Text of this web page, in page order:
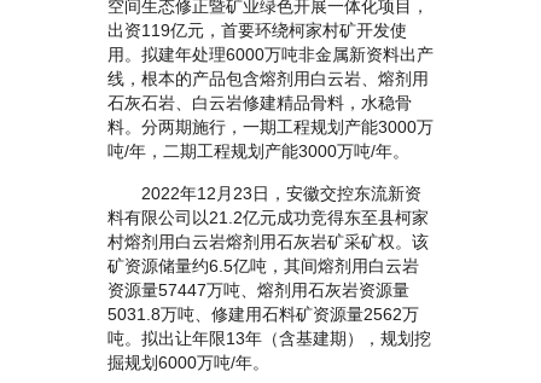
空间生态修正暨矿业绿色开展一体化项目，
出资119亿元，首要环绕柯家村矿开发使
用。拟建年处理6000万吨非金属新资料出产
线，根本的产品包含熔剂用白云岩、熔剂用
石灰石岩、白云岩修建精品骨料，水稳骨
料。分两期施行，一期工程规划产能3000万
吨/年，二期工程规划产能3000万吨/年。
2022年12月23日，安徽交控东流新资
料有限公司以21.2亿元成功竞得东至县柯家
村熔剂用白云岩熔剂用石灰岩矿采矿权。该
矿资源储量约6.5亿吨，其间熔剂用白云岩
资源量57447万吨、熔剂用石灰岩资源量
5031.8万吨、修建用石料矿资源量2562万
吨。拟出让年限13年（含基建期），规划挖
掘规划6000万吨/年。